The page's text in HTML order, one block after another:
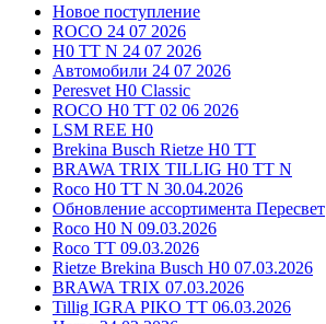
Новое поступление
ROCO 24 07 2026
H0 TT N 24 07 2026
Автомобили 24 07 2026
Peresvet H0 Classic
ROCO H0 TT 02 06 2026
LSM REE H0
Brekina Busch Rietze H0 TT
BRAWA TRIX TILLIG H0 TT N
Roco H0 TT N 30.04.2026
Обновление ассортимента Пересвет
Roco H0 N 09.03.2026
Roco TT 09.03.2026
Rietze Brekina Busch H0 07.03.2026
BRAWA TRIX 07.03.2026
Tillig IGRA PIKO TT 06.03.2026